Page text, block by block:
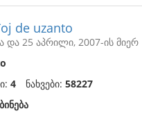
de uzanto
და 25 აპრილი, 2007-ის მიერ
4 ნახვები: 58227